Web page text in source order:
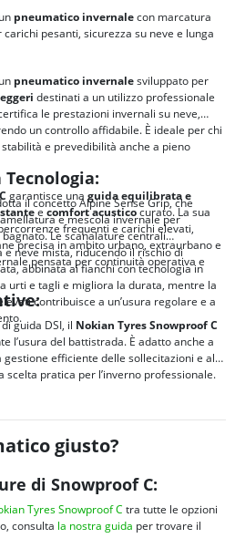
pneumatico invernalecon marcatura
carichi pesanti, sicurezza su neve e lunga
pneumatico invernalesviluppato per
destinati a un utilizzo professionale
le prestazioni invernali su neve,
un controllo affidabile. È ideale per chi
e prevedibilità anche a pieno
garantisce una guida equilibrata e
ecomfort acusticocurato. La sua
frequenti e carichi elevati,
precisa in ambito urbano, extraurbano e
pensata per continuità operativa e
Tecnologia:
il concetto Alpine Sense Grip, che
e mescola invernale per
Le scanalature centrali
e neve mista, riducendo il rischio di
abbinata ai fianchi con tecnologia in
urti e tagli e migliora la durata, mentre la
contribuisce a un’usura regolare e a
guida DSI, il Nokian Tyres Snowproof C
l’usura del battistrada. È adatto anche a
efficiente delle sollecitazioni e al
pratica per l’inverno professionale.
giusto?
di Snowproof C:
Tyres Snowproof C tra tutte le opzioni
consulta la nostra guida per trovare il